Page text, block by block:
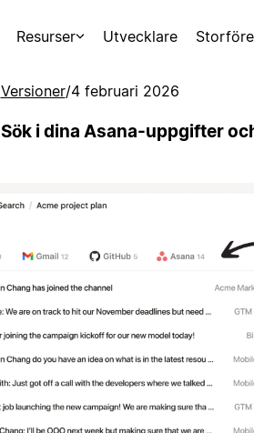
Resurser Utvecklare
Versioner/4 februari 2026
Sök i dina Asana-uppgifter